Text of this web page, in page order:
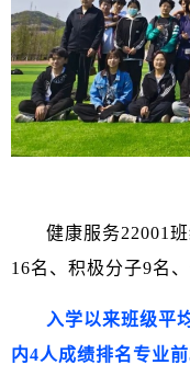
健康服务22001
16名、积极分子9名
入学以来班级平
内4人成绩排名专业